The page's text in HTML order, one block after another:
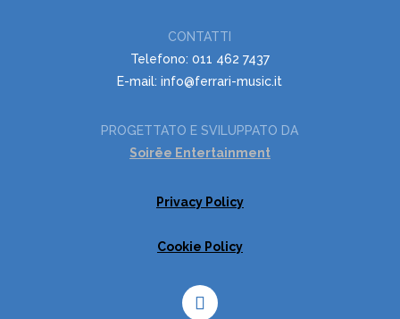
CONTATTI
Telefono: 011 462 7437
E-mail: info@ferrari-music.it
PROGETTATO E SVILUPPATO DA
Soirëe Entertainment
Privacy Policy
Cookie Policy